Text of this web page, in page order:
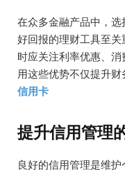
在众多金融产品中，
好回报的理财工具至
时应关注利率优惠、
用这些优势不仅提升财
信用卡
提升信用管理
良好的信用管理是维